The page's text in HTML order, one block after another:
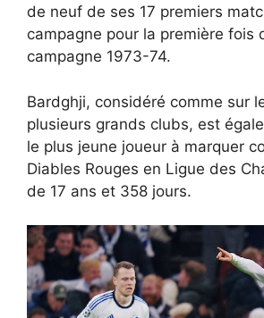
de neuf de ses 17 premiers
campagne pour la première fois
campagne 1973-74.
Bardghji, considéré comme sur
plusieurs grands clubs, est
le plus jeune joueur à marquer
Diables Rouges en Ligue des
de 17 ans et 358 jours.